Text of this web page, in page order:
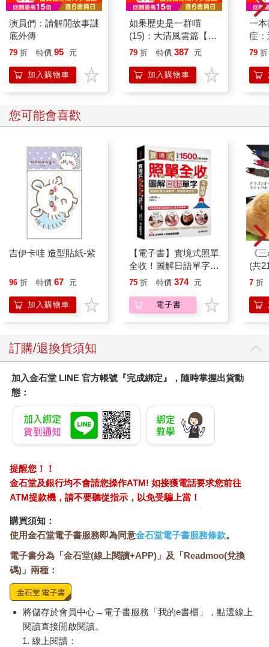
演員們：請解開故事謎
底外傳
79 折 特價 95 元
加入購物車
如果歷史是一群喵
(15)：大清風雲篇【萌
貓漫畫學歷史】
79 折 特價 387 元
加入購物車
一
症
開
的
79 折
您可能會喜歡
吉伊卡哇 造型貼紙-紫
96 折 特價 67 元
加入購物車
【電子書】實境式照單
全收！圖解日語單字不
用背：照片單字全部收
境圖解，讓生活中的人
事時地物成為你的日文
75 折 特價 374 元
電子書
《
(共
7 折
訂購/退換貨須知
加入金石堂 LINE 官方帳號『完成綁定』，隨時掌握出貨動
態：
提醒您！！
金石堂及銀行均不會請您操作ATM! 如接獲電話要求您前往
ATM提款機，請不要聽從指示，以免受騙上當！
購買須知：
使用金石堂電子書服務即為同意金石堂電子書服務條款。
電子書分為「金石堂(線上閱讀+APP)」及「Readmoo(兌換
碼)」兩種：
將儲存於會員中心→電子書服務「我的e書櫃」，點選線上
閱讀直接開啟閱讀。
線上閱讀：